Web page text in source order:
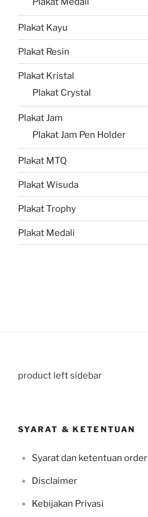
Plakat Kayu
Plakat Resin
Plakat Kristal
Plakat Crystal
Plakat Jam
Plakat Jam Pen Holder
Plakat MTQ
Plakat Wisuda
Plakat Trophy
Plakat Medali
product left sidebar
SYARAT & KETENTUAN
Syarat dan ketentuan order
Disclaimer
Kebijakan Privasi